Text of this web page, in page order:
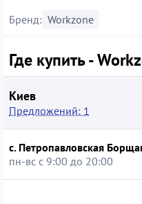
Бренд: Workzone
Где купить -
Киев
Предложений: 1
с. Петропавловская
пн-вс с 9:00 до 20:00